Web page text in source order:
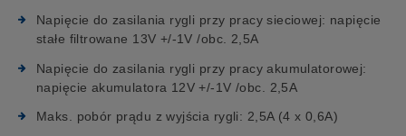
Napięcie do zasilania rygli przy pracy sieciowej: napięcie
stałe filtrowane 13V +/-1V /obc. 2,5A
Napięcie do zasilania rygli przy pracy akumulatorowej:
napięcie akumulatora 12V +/-1V /obc. 2,5A
Maks. pobór prądu z wyjścia rygli: 2,5A (4 x 0,6A)